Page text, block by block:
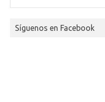
Síguenos en Facebook